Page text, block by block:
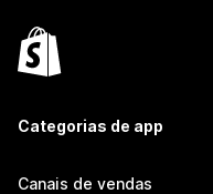
Categorias de app
Canais de vendas